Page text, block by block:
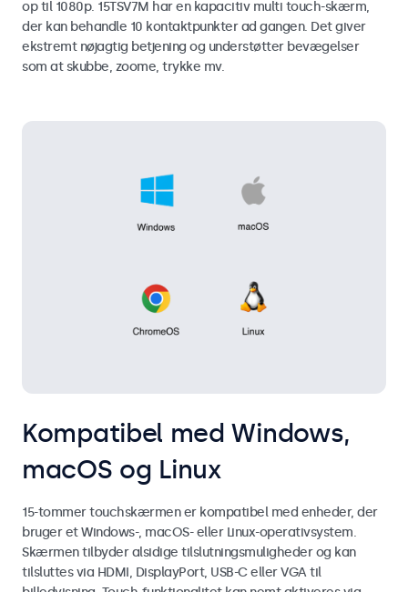
op til 1080p. 15TSV7M har en kapacitiv multi touch-skærm,
der kan behandle 10 kontaktpunkter ad gangen. Det giver
ekstremt nøjagtig betjening og understøtter bevægelser
som at skubbe, zoome, trykke mv.
Kompatibel med Windows,
macOS og Linux
15-tommer touchskærmen er kompatibel med enheder, der
bruger et Windows-, macOS- eller Linux-operativsystem.
Skærmen tilbyder alsidige tilslutningsmuligheder og kan
tilsluttes via HDMI, DisplayPort, USB-C eller VGA til